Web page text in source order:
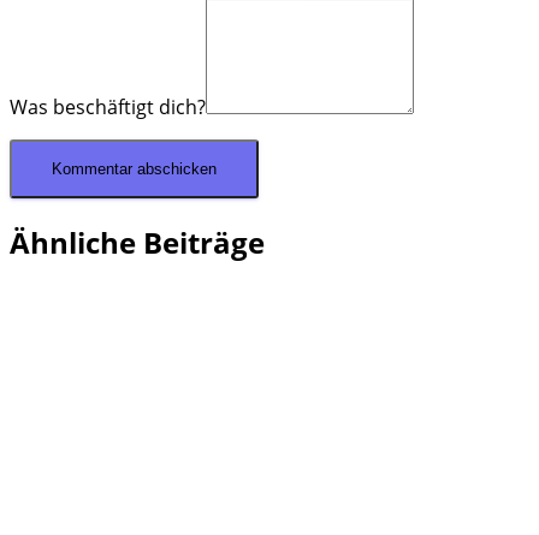
Was beschäftigt dich?
Ähnliche Beiträge